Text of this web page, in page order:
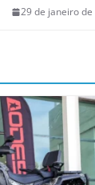
29 de janeiro de